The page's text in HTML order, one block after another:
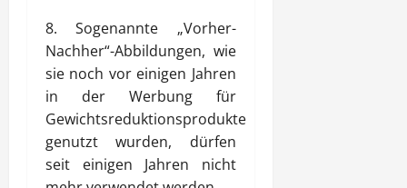
8. Sogenannte „Vorher-
Nachher“-Abbildungen, wie
sie noch vor einigen Jahren
in der Werbung für
Gewichtsreduktionsprodukte
genutzt wurden, dürfen
seit einigen Jahren nicht